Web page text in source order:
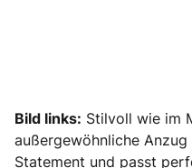
Bild links: Stilvoll wie im
außergewöhnliche
Statement und passt